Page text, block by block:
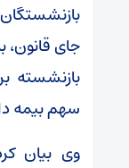
جای
بازنشسته
سهم بیمه
وی بیان